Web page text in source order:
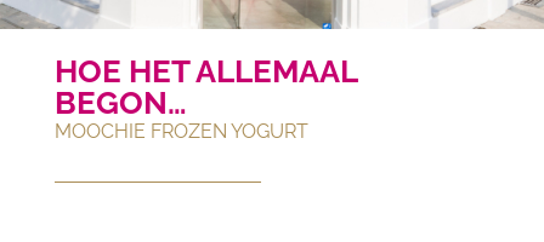
HOE HET ALLEMAAL
BEGON…
MOOCHIE FROZEN YOGURT